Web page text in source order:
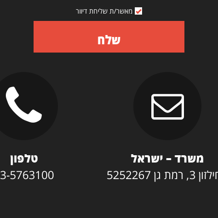
מאשר/ת שליחת דיוור
שלח
משרד – ישראל
גן 5252267
טלפון
5763100